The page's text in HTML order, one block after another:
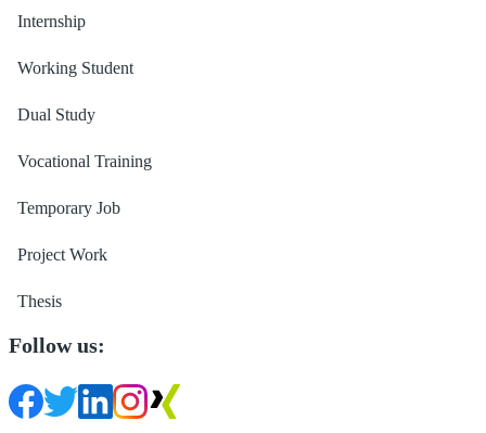
Internship
Working Student
Dual Study
Vocational Training
Temporary Job
Project Work
Thesis
Follow us: